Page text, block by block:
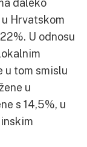
Hrvatskom
U odnosu
u tom smislu
u
s 14,5%, u